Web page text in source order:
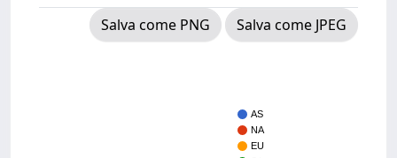
Salva come PNG
Salva come JPEG
AS
NA
EU